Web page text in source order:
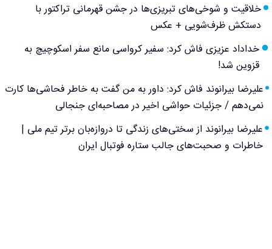
خلاقیت و شوخی‌های تبریزی‌ها در جشن قهرمانی تراکتور با
دستکش ظرف‌شویی + عکس
خداداد عزیزی فاش کرد: سفیر کرواسی مانع سفر اسکوچیچ به
قزوین شد!
علیرضا بیرانوند فاش کرد: داور به من گفت به خاطر فحاشی‌ها کارت
نمی‌دهم / جزئیات حواشی اخیر در مصاحبه‌ای جنجالی
علیرضا بیرانوند از سختی‌های زندگی تا دروازه‌بان برتر تیم ملی |
خاطرات و صحبت‌های جالب ستاره فوتبال ایران